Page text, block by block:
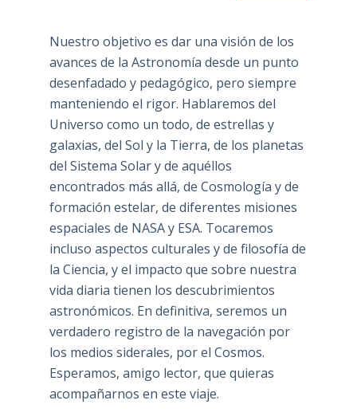
Nuestro objetivo es dar una visión de los
avances de la Astronomía desde un punto
desenfadado y pedagógico, pero siempre
manteniendo el rigor. Hablaremos del
Universo como un todo, de estrellas y
galaxias, del Sol y la Tierra, de los planetas
del Sistema Solar y de aquéllos
encontrados más allá, de Cosmología y de
formación estelar, de diferentes misiones
espaciales de NASA y ESA. Tocaremos
incluso aspectos culturales y de filosofía de
la Ciencia, y el impacto que sobre nuestra
vida diaria tienen los descubrimientos
astronómicos. En definitiva, seremos un
verdadero registro de la navegación por
los medios siderales, por el Cosmos.
Esperamos, amigo lector, que quieras
acompañarnos en este viaje.